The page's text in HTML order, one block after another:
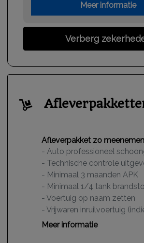
Meer informatie
Verberg
Afleverpakket zo
- Auto professioneel
- Technische controle
- Minimaal 3 maanden APK
- Minimaal 1/4 tank
- Voertuig op naam zetten
- Vrijwaren inruilvoertuig
nodig)
Meer informatie